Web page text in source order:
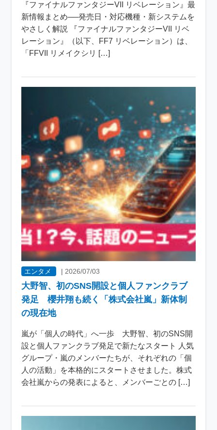
『ファイナルファンタジーVII リベレーション』最
新情報まとめ──発売日・対応機種・新システムを
やさしく解説 『ファイナルファンタジーVII リベ
レーション』（以下、FF7 リベレーション）は、
「FFVII リメイクシリ […]
エンタメ |2026/07/03
大野智、初のSNS開設と個人ファンクラブ
発足 櫻井翔も続く「株式会社嵐」新体制
の現在地
嵐が「個人の時代」へ一歩 大野智、初のSNS開
設と個人ファンクラブ発足で新たなスタート 人気
グループ・嵐のメンバーたちが、それぞれの「個
人の活動」を本格的にスタートさせました。株式
会社嵐からの発表によると、メンバーごとの […]